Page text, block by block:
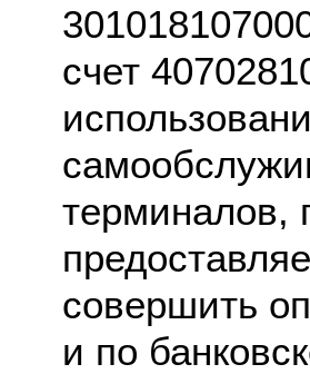
счет
терминалов,
совершить
и по